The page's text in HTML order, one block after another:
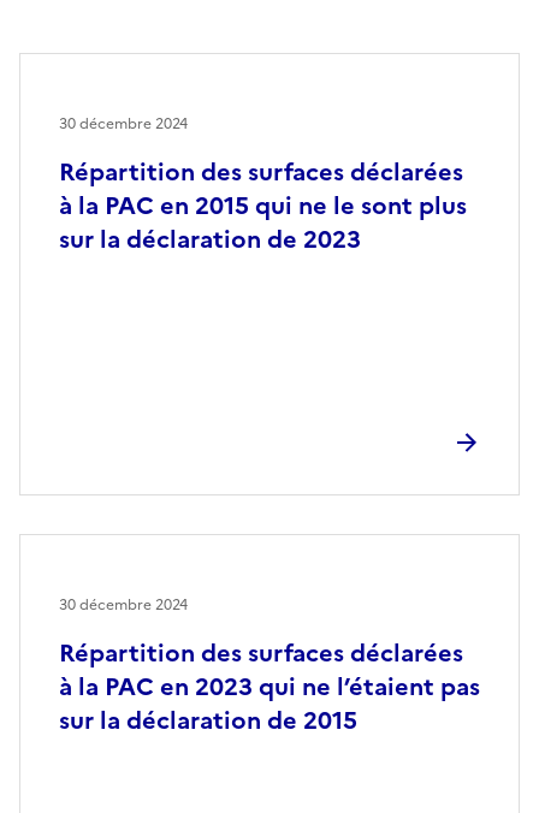
Répartition des surfaces déclarées
à la PAC en 2015 qui ne le sont plus
sur la déclaration de 2023
30 décembre 2024
Répartition des surfaces déclarées
à la PAC en 2023 qui ne l’étaient pas
sur la déclaration de 2015
30 décembre 2024